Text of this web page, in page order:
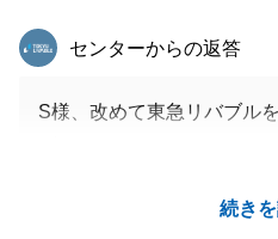
続き
東急リバブル
センターからの返答
S様、改めて東急リバブル
が、無事にお取引が完了で